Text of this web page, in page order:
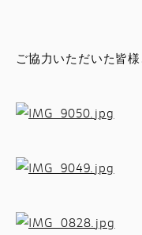
ご協力いただいた皆